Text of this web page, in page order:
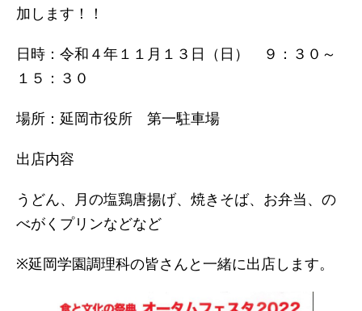
加します！！
日時：令和４年１１月１３日（日） ９：３０～
１５：３０
場所：延岡市役所 第一駐車場
出店内容
うどん、月の塩鶏唐揚げ、焼きそば、お弁当、の
べがくプリンなどなど
※延岡学園調理科の皆さんと一緒に出店します。